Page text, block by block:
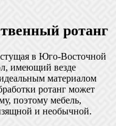
ротанг
в Юго-Восточной
имеющий везде
материалом
ротанг может
поэтому мебель,
и необычной.